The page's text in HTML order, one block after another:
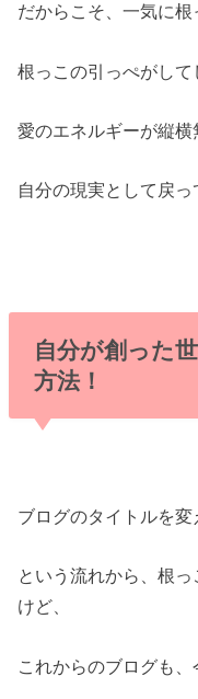
だからこそ、一気に
根っこの引っぺがし
愛のエネルギーが縦横
自分の現実として戻っ
自分が創った
方法！
ブログのタイトルを変
という流れから、根
けど、
これからのブログも、